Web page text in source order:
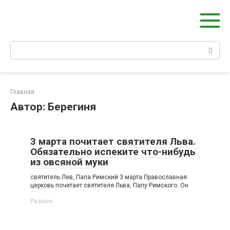
Главная
Автор: Берегиня
3 марта почитает святителя Льва.
Обязательно испеките что-нибудь
из овсяной муки
святитель Лев, Папа Римский 3 марта Православная
церковь почитает святителя Льва, Папу Римского. Он
Разное